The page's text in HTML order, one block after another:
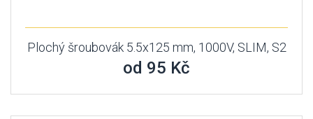
Plochý šroubovák 5.5x125 mm, 1000V, SLIM, S2
od 95 Kč